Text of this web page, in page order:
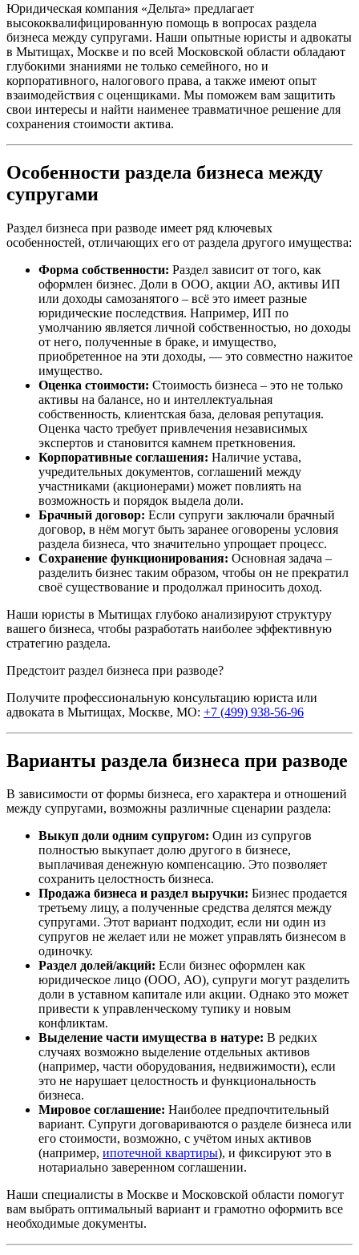
Юридическая компания «Дельта» предлагает
высококвалифицированную помощь в вопросах раздела
бизнеса между супругами. Наши опытные юристы и адвокаты
в Мытищах, Москве и по всей Московской области обладают
глубокими знаниями не только семейного, но и
корпоративного, налогового права, а также имеют опыт
взаимодействия с оценщиками. Мы поможем вам защитить
свои интересы и найти наименее травматичное решение для
сохранения стоимости актива.
Особенности раздела бизнеса между
супругами
Раздел бизнеса при разводе имеет ряд ключевых
особенностей, отличающих его от раздела другого имущества:
Форма собственности: Раздел зависит от того, как
оформлен бизнес. Доли в ООО, акции АО, активы ИП
или доходы самозанятого – всё это имеет разные
юридические последствия. Например, ИП по
умолчанию является личной собственностью, но доходы
от него, полученные в браке, и имущество,
приобретенное на эти доходы, — это совместно нажитое
имущество.
Оценка стоимости: Стоимость бизнеса – это не только
активы на балансе, но и интеллектуальная
собственность, клиентская база, деловая репутация.
Оценка часто требует привлечения независимых
экспертов и становится камнем преткновения.
Корпоративные соглашения: Наличие устава,
учредительных документов, соглашений между
участниками (акционерами) может повлиять на
возможность и порядок выдела доли.
Брачный договор: Если супруги заключали брачный
договор, в нём могут быть заранее оговорены условия
раздела бизнеса, что значительно упрощает процесс.
Сохранение функционирования: Основная задача –
разделить бизнес таким образом, чтобы он не прекратил
своё существование и продолжал приносить доход.
Наши юристы в Мытищах глубоко анализируют структуру
вашего бизнеса, чтобы разработать наиболее эффективную
стратегию раздела.
Предстоит раздел бизнеса при разводе?
Получите профессиональную консультацию юриста или
адвоката в Мытищах, Москве, МО: +7 (499) 938-56-96
Варианты раздела бизнеса при разводе
В зависимости от формы бизнеса, его характера и отношений
между супругами, возможны различные сценарии раздела:
Выкуп доли одним супругом: Один из супругов
полностью выкупает долю другого в бизнесе,
выплачивая денежную компенсацию. Это позволяет
сохранить целостность бизнеса.
Продажа бизнеса и раздел выручки: Бизнес продается
третьему лицу, а полученные средства делятся между
супругами. Этот вариант подходит, если ни один из
супругов не желает или не может управлять бизнесом в
одиночку.
Раздел долей/акций: Если бизнес оформлен как
юридическое лицо (ООО, АО), супруги могут разделить
доли в уставном капитале или акции. Однако это может
привести к управленческому тупику и новым
конфликтам.
Выделение части имущества в натуре: В редких
случаях возможно выделение отдельных активов
(например, части оборудования, недвижимости), если
это не нарушает целостность и функциональность
бизнеса.
Мировое соглашение: Наиболее предпочтительный
вариант. Супруги договариваются о разделе бизнеса или
его стоимости, возможно, с учётом иных активов
(например, ипотечной квартиры), и фиксируют это в
нотариально заверенном соглашении.
Наши специалисты в Москве и Московской области помогут
вам выбрать оптимальный вариант и грамотно оформить все
необходимые документы.